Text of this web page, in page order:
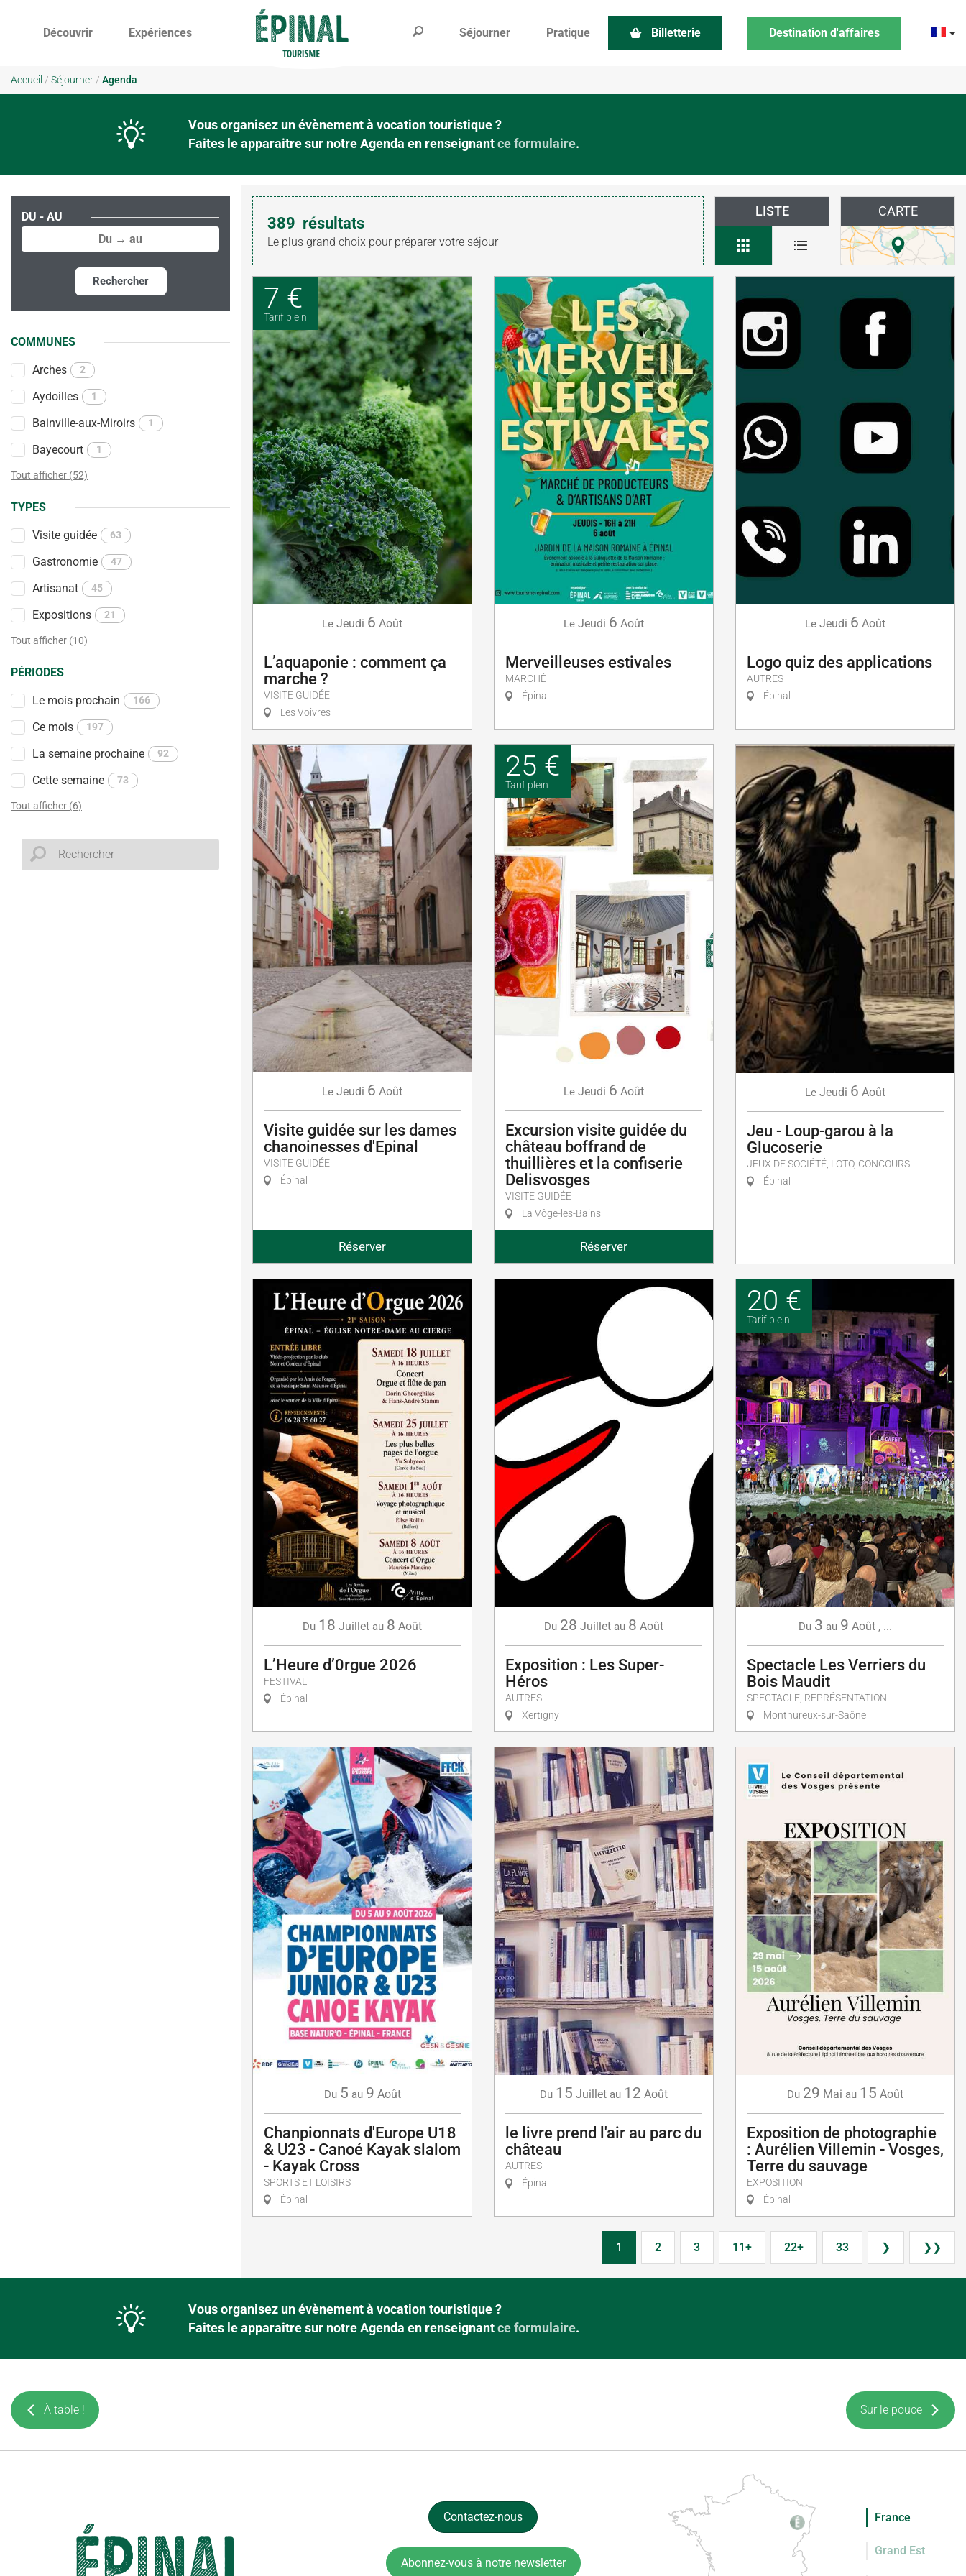
Découvrir Expériences Séjourner Pratique Billetterie Destination d'affaires
Accueil / Séjourner / Agenda
Vous organisez un évènement à vocation touristique ?
Faites le apparaitre sur notre Agenda en renseignantce formulaire.
DU - AU
Rechercher
COMMUNES
Arches 2
Aydoilles 1
Bainville-aux-Miroirs 1
Bayecourt 1
Tout afficher (52)
TYPES
Visite guidée 63
Gastronomie 47
Artisanat 45
Expositions 21
Tout afficher (10)
PÉRIODES
Le mois prochain 166
Ce mois 197
La semaine prochaine 92
Cette semaine 73
Tout afficher (6)
389 résultats
Le plus grand choix pour préparer votre séjour
LISTE CARTE
7 €
Tarif plein
Le Jeudi 6 Août
L’aquaponie : comment ça
marche ?
VISITE GUIDÉE
Les Voivres
Le Jeudi 6 Août
Merveilleuses estivales
MARCHÉ
Épinal
Le Jeudi 6 Août
Logo quiz des applications
AUTRES
Épinal
Le Jeudi 6 Août
Visite guidée sur les dames
chanoinesses d'Epinal
VISITE GUIDÉE
Épinal
Réserver
25 €
Tarif plein
Le Jeudi 6 Août
Excursion visite guidée du
château boffrand de
thuillières et la confiserie
Delisvosges
VISITE GUIDÉE
La Vôge-les-Bains
Réserver
Le Jeudi 6 Août
Jeu - Loup-garou à la
Glucoserie
JEUX DE SOCIÉTÉ, LOTO, CONCOURS
Épinal
Du 18 Juillet au 8 Août
L’Heure d’0rgue 2026
FESTIVAL
Épinal
Du 28 Juillet au 8 Août
Exposition : Les Super-
Héros
AUTRES
Xertigny
20 €
Tarif plein
Du 3 au 9 Août , ...
Spectacle Les Verriers du
Bois Maudit
SPECTACLE, REPRÉSENTATION
Monthureux-sur-Saône
Du 5 au 9 Août
Chanpionnats d'Europe U18
& U23 - Canoé Kayak slalom
- Kayak Cross
SPORTS ET LOISIRS
Épinal
Du 15 Juillet au 12 Août
le livre prend l'air au parc du
château
AUTRES
Épinal
Du 29 Mai au 15 Août
Exposition de photographie
: Aurélien Villemin - Vosges,
Terre du sauvage
EXPOSITION
Épinal
1 2 3 11+ 22+ 33 ❯ ❯❯
Vous organisez un évènement à vocation touristique ?
Faites le apparaitre sur notre Agenda en renseignantce formulaire.
À table ! Sur le pouce
Contactez-nous
Abonnez-vous à notre newsletter
France
Grand Est